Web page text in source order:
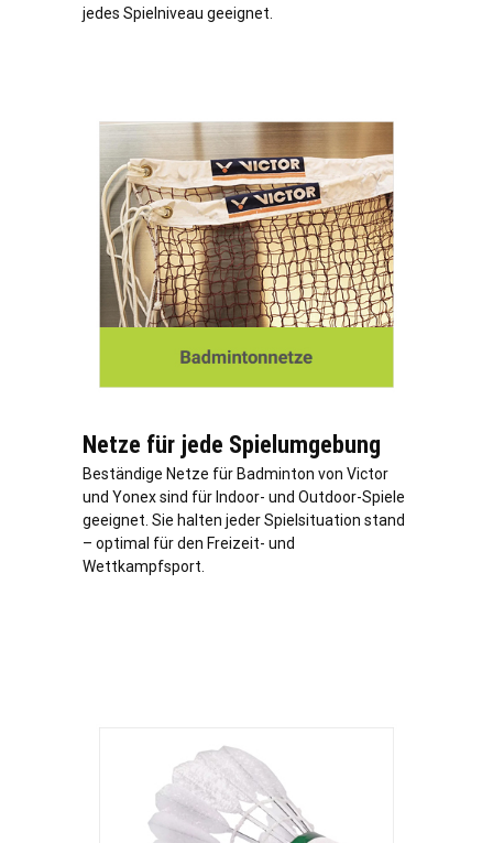
jedes Spielniveau geeignet.
Netze für jede Spielumgebung
Beständige Netze für Badminton von Victor
und Yonex sind für Indoor- und Outdoor-Spiele
geeignet. Sie halten jeder Spielsituation stand
– optimal für den Freizeit- und
Wettkampfsport.